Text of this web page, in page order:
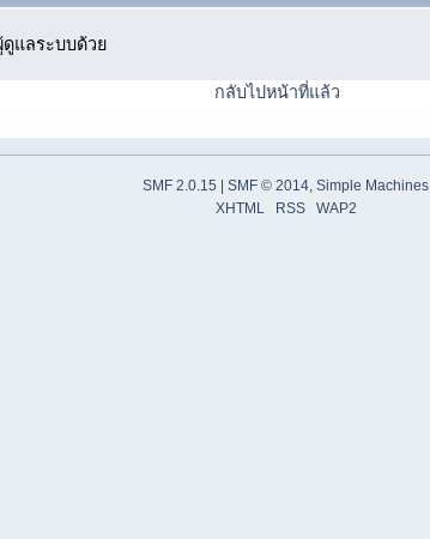
ดูแลระบบด้วย
กลับไปหน้าที่แล้ว
SMF 2.0.15 SMF © 2014 Simple Machines
XHTML
RSS WAP2